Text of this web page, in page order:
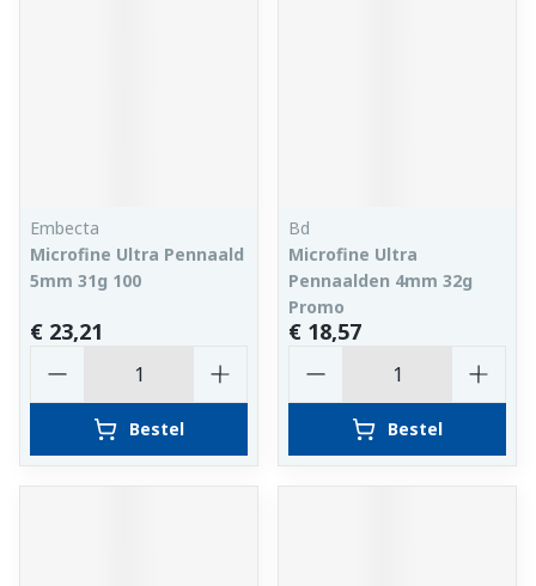
Embecta
Microfine Ultra Pennaald
5mm 31g 100
€ 23,21
Bestel
Bd
Microfine Ultra
Pennaalden 4mm 32g
Promo
€ 18,57
Bestel